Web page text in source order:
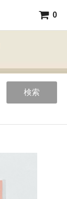
0
検索